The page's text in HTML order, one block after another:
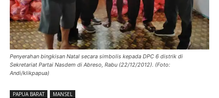
Penyerahan bingkisan Natal secara simbolis kepada DPC 6 distrik di
Sekretariat Partai Nasdem di Abreso, Rabu (22/12/2012). (Foto:
Andi/klikpapua)
PAPUA BARAT MANSEL